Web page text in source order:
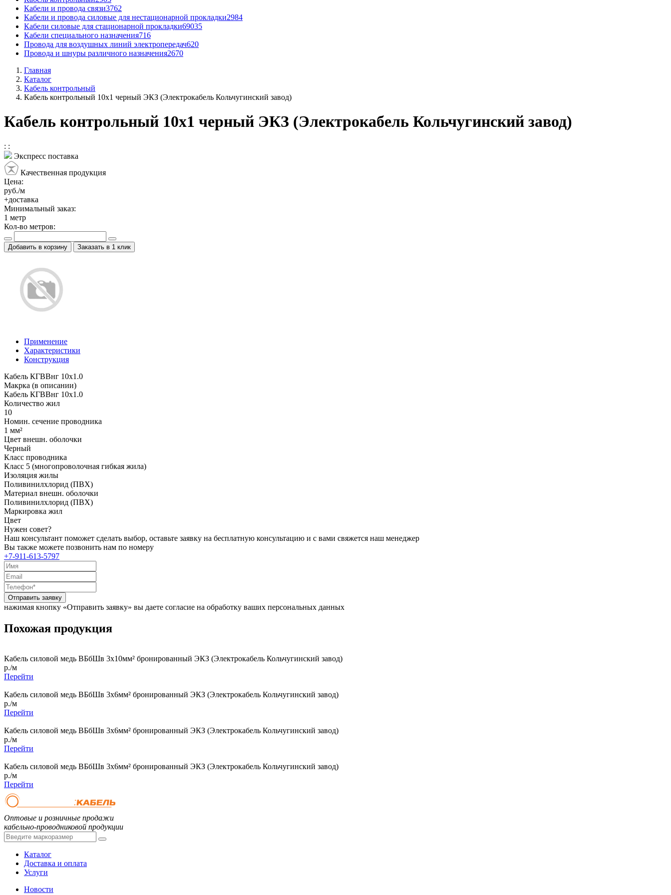
Кабели и провода связи3762
Кабели и провода силовые для нестационарной прокладки2984
Кабели силовые для стационарной прокладки69035
Кабели специального назначения716
Провода для воздушных линий электропередач620
Провода и шнуры различного назначения2670
Главная
Каталог
Кабель контрольный
Кабель контрольный 10x1 черный ЭКЗ (Электрокабель Кольчугинский завод)
Кабель контрольный 10x1 черный ЭКЗ (Электрокабель Кольчугинский завод)
: :
Экспресс поставка
Качественная продукция
Цена:
руб./м
+доставка
Минимальный заказ:
1 метр
Кол-во метров:
Добавить в корзину Заказать в 1 клик
Применение
Характеристики
Конструкция
Кабель КГВВнг 10х1.0
Макрка (в описании)
Кабель КГВВнг 10х1.0
Количество жил
10
Номин. сечение проводника
1 мм²
Цвет внешн. оболочки
Черный
Класс проводника
Класс 5 (многопроволочная гибкая жила)
Изоляция жилы
Поливинилхлорид (ПВХ)
Материал внешн. оболочки
Поливинилхлорид (ПВХ)
Маркировка жил
Цвет
Нужен совет?
Наш консультант поможет сделать выбор, оставьте заявку на бесплатную консультацию и с вами свяжется наш менеджер
Вы также можете позвонить нам по номеру
+7-911-613-5797
Отправить заявку
нажимая кнопку «Отправить заявку» вы даете согласие на обработку ваших персональных данных
Похожая продукция
Кабель силовой медь ВБбШв 3x10мм² бронированный ЭКЗ (Электрокабель Кольчугинский завод)
р./м
Перейти
Кабель силовой медь ВБбШв 3x6мм² бронированный ЭКЗ (Электрокабель Кольчугинский завод)
р./м
Перейти
Кабель силовой медь ВБбШв 3x6мм² бронированный ЭКЗ (Электрокабель Кольчугинский завод)
р./м
Перейти
Кабель силовой медь ВБбШв 3x6мм² бронированный ЭКЗ (Электрокабель Кольчугинский завод)
р./м
Перейти
Оптовые и розничные продажи
кабельно-проводниковой продукции
Каталог
Доставка и оплата
Услуги
Новости